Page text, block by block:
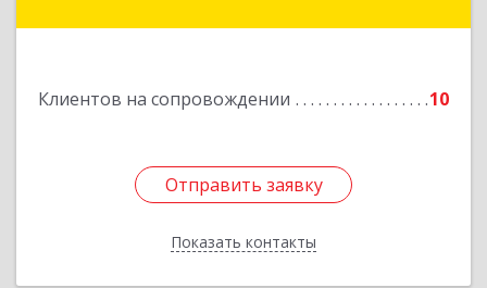
Клиентов на сопровождении 10
Отправить заявку
Показать контакты
Отправить заявку
Назад